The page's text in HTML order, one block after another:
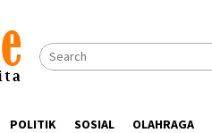
POLITIK SOSIAL OLAHRAGA